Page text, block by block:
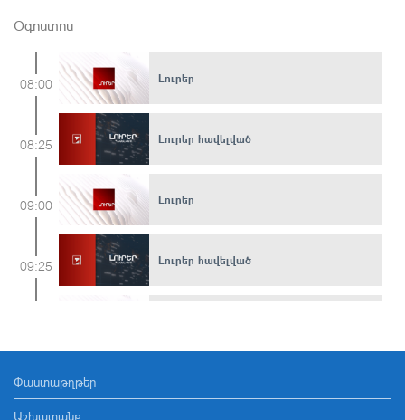
Օգոստոս
Լուրեր
08:00
Լուրեր հավելված
08:25
Լուրեր
09:00
Լուրեր հավելված
09:25
10:20
Փաստաթղթեր
Աշխատանք